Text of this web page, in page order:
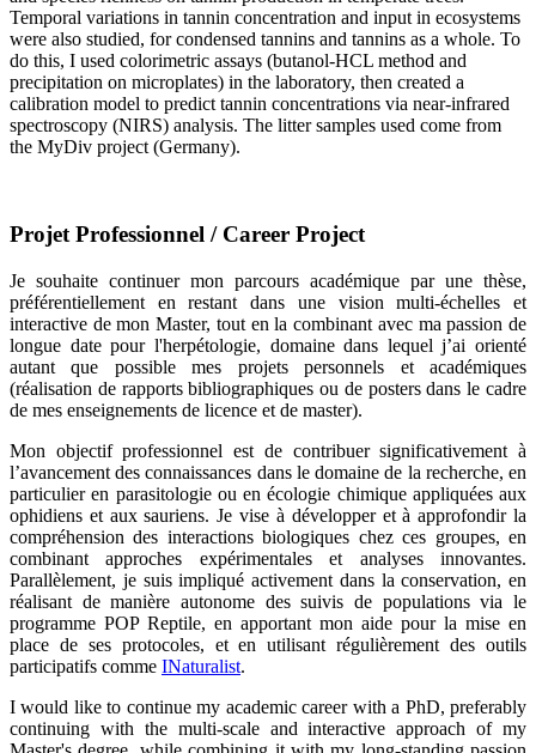
Temporal variations in tannin concentration and input in ecosystems
were also studied, for condensed tannins and tannins as a whole. To
do this, I used colorimetric assays (butanol-HCL method and
precipitation on microplates) in the laboratory, then created a
calibration model to predict tannin concentrations via near-infrared
spectroscopy (NIRS) analysis. The litter samples used come from
the MyDiv project (Germany).
Projet Professionnel / Career Project
Je souhaite continuer mon parcours académique par une thèse,
préférentiellement en restant dans une vision multi-échelles et
interactive de mon Master, tout en la combinant avec ma passion de
longue date pour l'herpétologie, domaine dans lequel j’ai orienté
autant que possible mes projets personnels et académiques
(réalisation de rapports bibliographiques ou de posters dans le cadre
de mes enseignements de licence et de master).
Mon objectif professionnel est de contribuer significativement à
l’avancement des connaissances dans le domaine de la recherche, en
particulier en parasitologie ou en écologie chimique appliquées aux
ophidiens et aux sauriens. Je vise à développer et à approfondir la
compréhension des interactions biologiques chez ces groupes, en
combinant approches expérimentales et analyses innovantes.
Parallèlement, je suis impliqué activement dans la conservation, en
réalisant de manière autonome des suivis de populations via le
programme POP Reptile, en apportant mon aide pour la mise en
place de ses protocoles, et en utilisant régulièrement des outils
participatifs comme INaturalist.
I would like to continue my academic career with a PhD, preferably
continuing with the multi-scale and interactive approach of my